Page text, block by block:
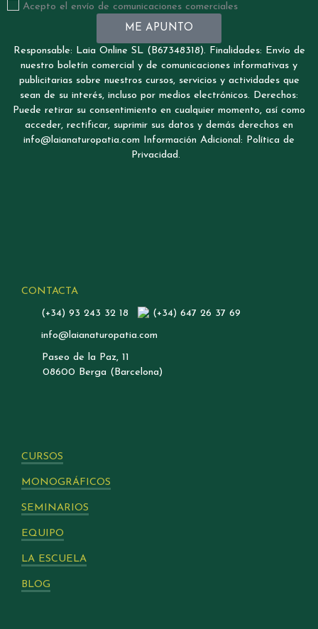
Acepto el envío de comunicaciones comerciales
ME APUNTO
Responsable: Laia Online SL (B67348318). Finalidades: Envío de
nuestro boletín comercial y de comunicaciones informativas y
publicitarias sobre nuestros cursos, servicios y actividades que
sean de su interés, incluso por medios electrónicos. Derechos:
Puede retirar su consentimiento en cualquier momento, así como
acceder, rectificar, suprimir sus datos y demás derechos en
info@laianaturopatia.com Información Adicional: Política de
Privacidad.
CONTACTA
(+34) 93 243 32 18 (+34) 647 26 37 69
info@laianaturopatia.com
Paseo de la Paz, 11
08600 Berga (Barcelona)
CURSOS
MONOGRÁFICOS
SEMINARIOS
EQUIPO
LA ESCUELA
BLOG